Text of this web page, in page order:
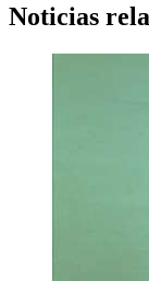
Noticias